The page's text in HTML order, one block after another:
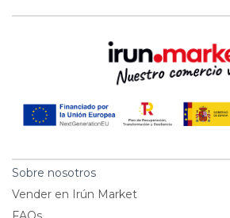
Sobre nosotros
Vender en Irún Market